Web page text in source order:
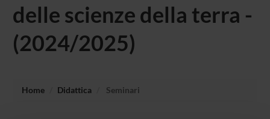
delle scienze della terra -
(2024/2025)
Home Didattica Seminari